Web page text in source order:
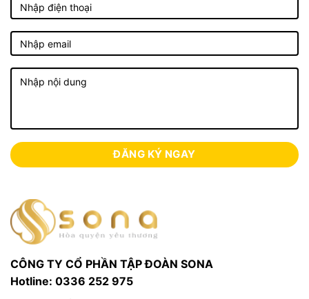
CÔNG TY CỔ PHẦN TẬP ĐOÀN SONA
Hotline: 0336 252 975